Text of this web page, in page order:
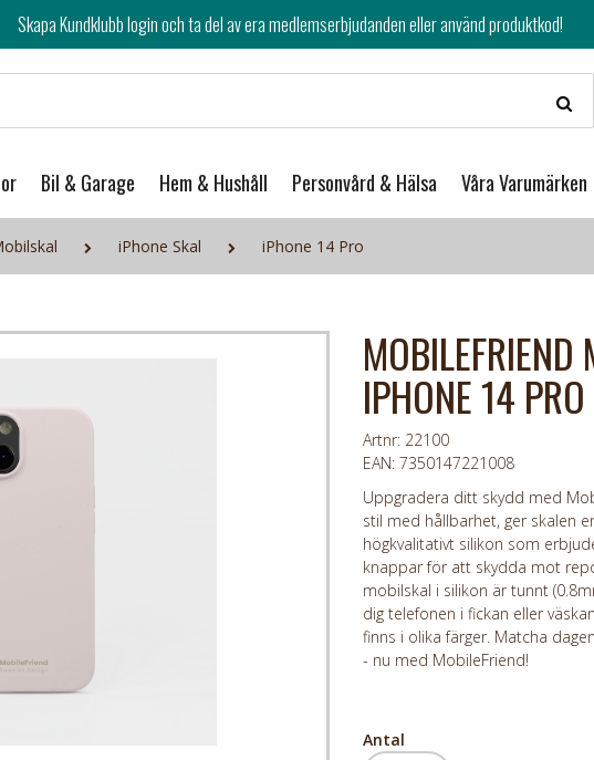
ta del av era medlemserbjudanden eller använd produktkod!
Bil & Garage Hem & Hushåll Personvård & Hälsa Våra Varumärken
iPhone Skal iPhone 14 Pro
IPHONE 14
Artnr: 22100
EAN: 7350147221008
Uppgradera ditt skydd med
stil med hållbarhet, ger skalen
högkvalitativt silikon som
knappar för att skydda mot
mobilskal i silikon är tunnt
dig telefonen i fickan eller
finns i olika färger. Matcha
- nu med MobileFriend!
Antal